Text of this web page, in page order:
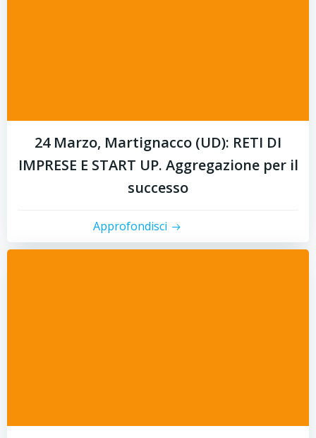
24 Marzo, Martignacco (UD): RETI DI
IMPRESE E START UP. Aggregazione per il
successo
Approfondisci